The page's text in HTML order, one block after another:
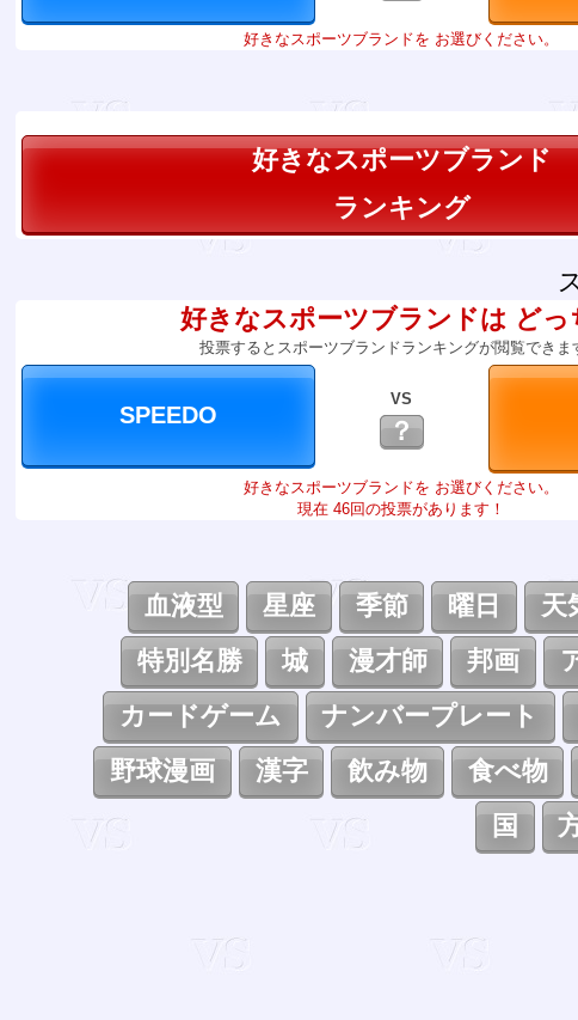
好きなスポーツブランドを お選びください。
好きなスポーツブランド
ランキング
好きなスポーツブランドは どっ
投票するとスポーツブランドランキングが閲覧できま
VS
？
好きなスポーツブランドを お選びください。
現在 46回の投票があります！
血液型
星座 季節 曜日 天
特別名勝
城 漫才師 邦画
カードゲーム
ナンバープレート
野球漫画
漢字 飲み物 食べ物
国